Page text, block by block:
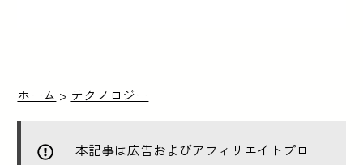
ホーム > テクノロジー
本記事は広告およびアフィリエイトプロ